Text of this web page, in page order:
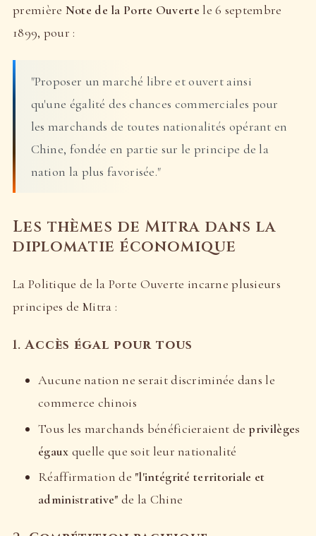
première Note de la Porte Ouverte le 6 septembre
1899, pour :
"Proposer un marché libre et ouvert ainsi
qu'une égalité des chances commerciales pour
les marchands de toutes nationalités opérant en
Chine, fondée en partie sur le principe de la
nation la plus favorisée."
Les thèmes de Mitra dans la
diplomatie économique
La Politique de la Porte Ouverte incarne plusieurs
principes de Mitra :
1.Accès égal pour tous
Aucune nation ne serait discriminée dans le
commerce chinois
Tous les marchands bénéficieraient deprivilèges
égaux quelle que soit leur nationalité
Réaffirmation de "l'intégrité territoriale et
administrative" de la Chine